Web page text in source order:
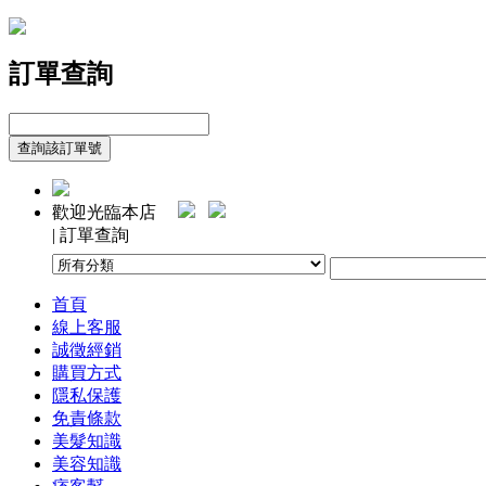
訂單查詢
歡迎光臨本店
| 訂單查詢
首頁
線上客服
誠徵經銷
購買方式
隱私保護
免責條款
美髮知識
美容知識